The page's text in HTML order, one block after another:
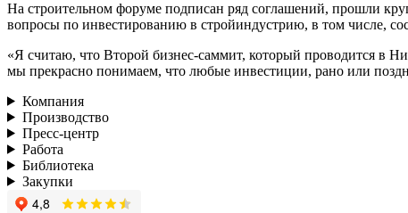
На строительном форуме подписан ряд соглашений, прошли
вопросы по инвестированию в стройиндустрию, в том числе,
«Я считаю, что Второй бизнес-саммит, который проводится в
мы прекрасно понимаем, что любые инвестиции, рано или
Компания
Производство
Пресс-центр
Работа
Библиотека
Закупки